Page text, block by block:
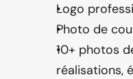
Logo
Photo de
10+ photos
réalisations,